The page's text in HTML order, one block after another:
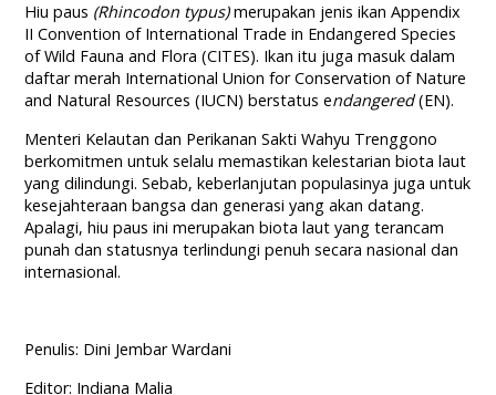
Hiu paus (Rhincodon typus)merupakan jenis ikan Appendix
II Convention of International Trade in Endangered Species
of Wild Fauna and Flora (CITES). Ikan itu juga masuk dalam
daftar merah International Union for Conservation of Nature
and Natural Resources (IUCN) berstatus endangered(EN).
Menteri Kelautan dan Perikanan Sakti Wahyu Trenggono
berkomitmen untuk selalu memastikan kelestarian biota laut
yang dilindungi. Sebab, keberlanjutan populasinya juga untuk
kesejahteraan bangsa dan generasi yang akan datang.
Apalagi, hiu paus ini merupakan biota laut yang terancam
punah dan statusnya terlindungi penuh secara nasional dan
internasional.
Penulis: Dini Jembar Wardani
Editor: Indiana Malia